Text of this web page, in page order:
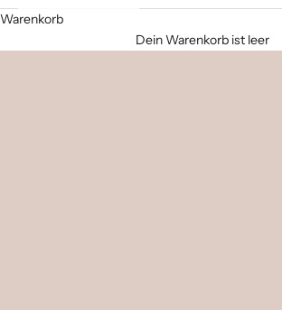
Warenkorb
Dein Warenkorb ist leer